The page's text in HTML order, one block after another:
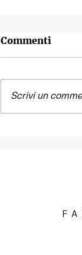
Commenti
Scrivi un